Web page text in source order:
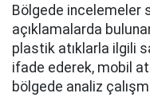
Bölgede incelemeler
açıklamalarda
plastik atıklarla ilgili
ifade ederek, mobil
bölgede analiz